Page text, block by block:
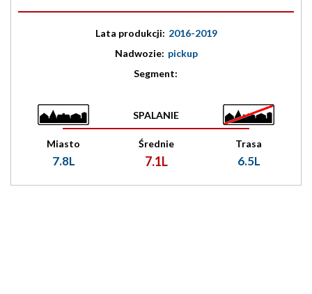
Lata produkcji: 2016-2019
Nadwozie: pickup
Segment:
SPALANIE
Miasto
7.8L
Średnie
7.1L
Trasa
6.5L